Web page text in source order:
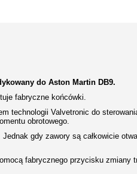
do Aston Martin DB9.
fabryczne końcówki.
technologii Valvetronic do
obrotowego.
gdy zawory są całkowicie
fabrycznego przycisku zmiany